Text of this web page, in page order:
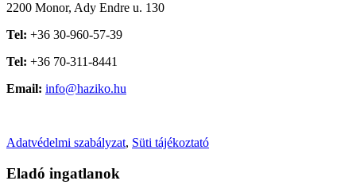
2200 Monor, Ady Endre u. 130
Tel: +36 30-960-57-39
Tel: +36 70-311-8441
Email: info@haziko.hu
Adatvédelmi szabályzat, Süti tájékoztató
Eladó ingatlanok